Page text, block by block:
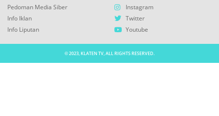
Pedoman Media Siber
Info Iklan
Info Liputan
Instagram
Twitter
Youtube
© 2023, KLATEN TV, ALL RIGHTS RESERVED.